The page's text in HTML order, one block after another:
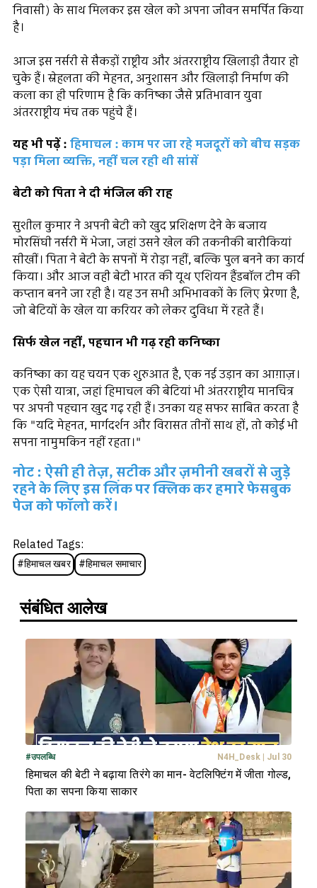
निवासी) के साथ मिलकर इस खेल को अपना जीवन समर्पित किया
है।
आज इस नर्सरी से सैकड़ों राष्ट्रीय और अंतरराष्ट्रीय खिलाड़ी तैयार हो
चुके हैं। स्नेहलता की मेहनत, अनुशासन और खिलाड़ी निर्माण की
कला का ही परिणाम है कि कनिष्का जैसे प्रतिभावान युवा
अंतरराष्ट्रीय मंच तक पहुंचे हैं।
यह भी पढ़ें : हिमाचल : काम पर जा रहे मजदूरों को बीच सड़क
पड़ा मिला व्यक्ति, नहीं चल रही थी सांसें
बेटी को पिता ने दी मंजिल की राह
सुशील कुमार ने अपनी बेटी को खुद प्रशिक्षण देने के बजाय
मोरसिंघी नर्सरी में भेजा, जहां उसने खेल की तकनीकी बारीकियां
सीखीं। पिता ने बेटी के सपनों में रोड़ा नहीं, बल्कि पुल बनने का कार्य
किया। और आज वही बेटी भारत की यूथ एशियन हैंडबॉल टीम की
कप्तान बनने जा रही है। यह उन सभी अभिभावकों के लिए प्रेरणा है,
जो बेटियों के खेल या करियर को लेकर दुविधा में रहते हैं।
सिर्फ खेल नहीं, पहचान भी गढ़ रही कनिष्का
कनिष्का का यह चयन एक शुरुआत है, एक नई उड़ान का आग़ाज़।
एक ऐसी यात्रा, जहां हिमाचल की बेटियां भी अंतरराष्ट्रीय मानचित्र
पर अपनी पहचान खुद गढ़ रही हैं। उनका यह सफर साबित करता है
कि "यदि मेहनत, मार्गदर्शन और विरासत तीनों साथ हों, तो कोई भी
सपना नामुमकिन नहीं रहता।"
नोट : ऐसी ही तेज़, सटीक और ज़मीनी खबरों से जुड़े
रहने के लिए इस लिंक पर क्लिक कर हमारे फेसबुक
पेज को फॉलो करें।
Related Tags:
#हिमाचल खबर #हिमाचल समाचार
संबंधित आलेख
#उपलब्धि N4H_Desk| Jul 30
हिमाचल की बेटी ने बढ़ाया तिरंगे का मान- वेटलिफ्टिंग में जीता गोल्ड,
पिता का सपना किया साकार